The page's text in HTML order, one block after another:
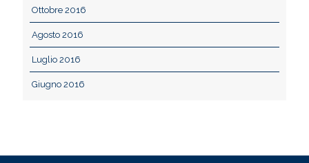
Ottobre 2016
Agosto 2016
Luglio 2016
Giugno 2016